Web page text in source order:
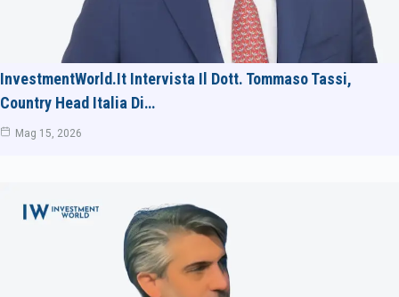
InvestmentWorld.it Intervista Il Dott. Tommaso Tassi,
Country Head Italia Di…
Mag 15, 2026